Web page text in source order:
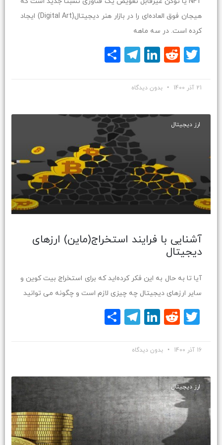
هیجان فوق العاده‌ای را در بازار هنر دیجیتال(Digital Art) ایجاد
کرده است. در سه ماهه
Twitter
Reddit
LinkedIn
Telegram
21 آذر 1400 بدون دیدگاه
ارز دیجیتال
آشنایی با فرایند استخراج(ماین) ارزهای
دیجیتال
آیا تا به حال به این فکر کرده‌اید که برای استخراج بیت کوین و
سایر ارزهای دیجیتال چه چیزی لازم است و چگونه می توانید
Twitter
Reddit
LinkedIn
Telegram
16 آذر 1400 بدون دیدگاه
ارز دیجیتال